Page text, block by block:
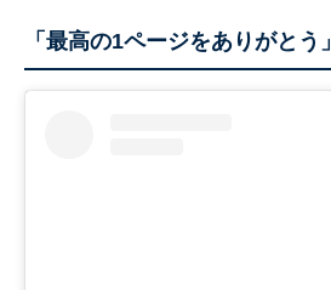
「最高の1ページをありがとう」